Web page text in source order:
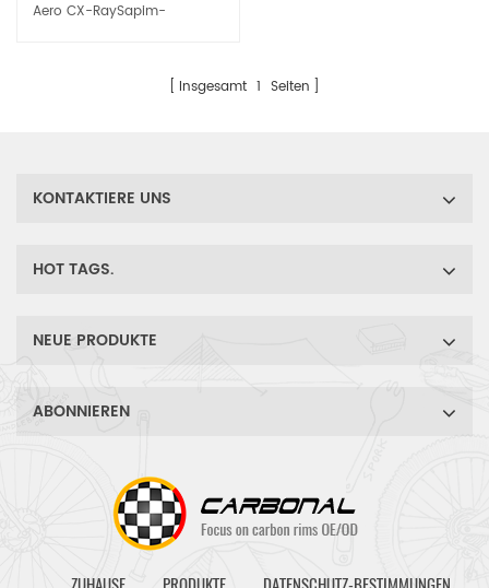
Aero CX-RaySapim-
und superweich, bereit fürInsgesamt 1 Seiten
KONTAKTIERE UNS
HOT TAGS.
NEUE PRODUKTE
ABONNIEREN